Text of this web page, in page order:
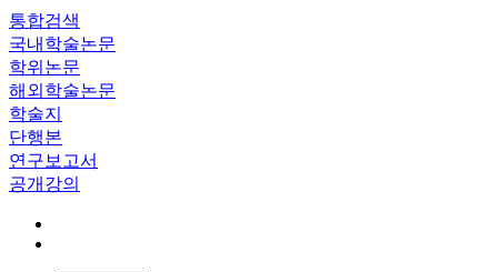
통합검색
국내학술논문
학위논문
해외학술논문
학술지
단행본
연구보고서
공개강의